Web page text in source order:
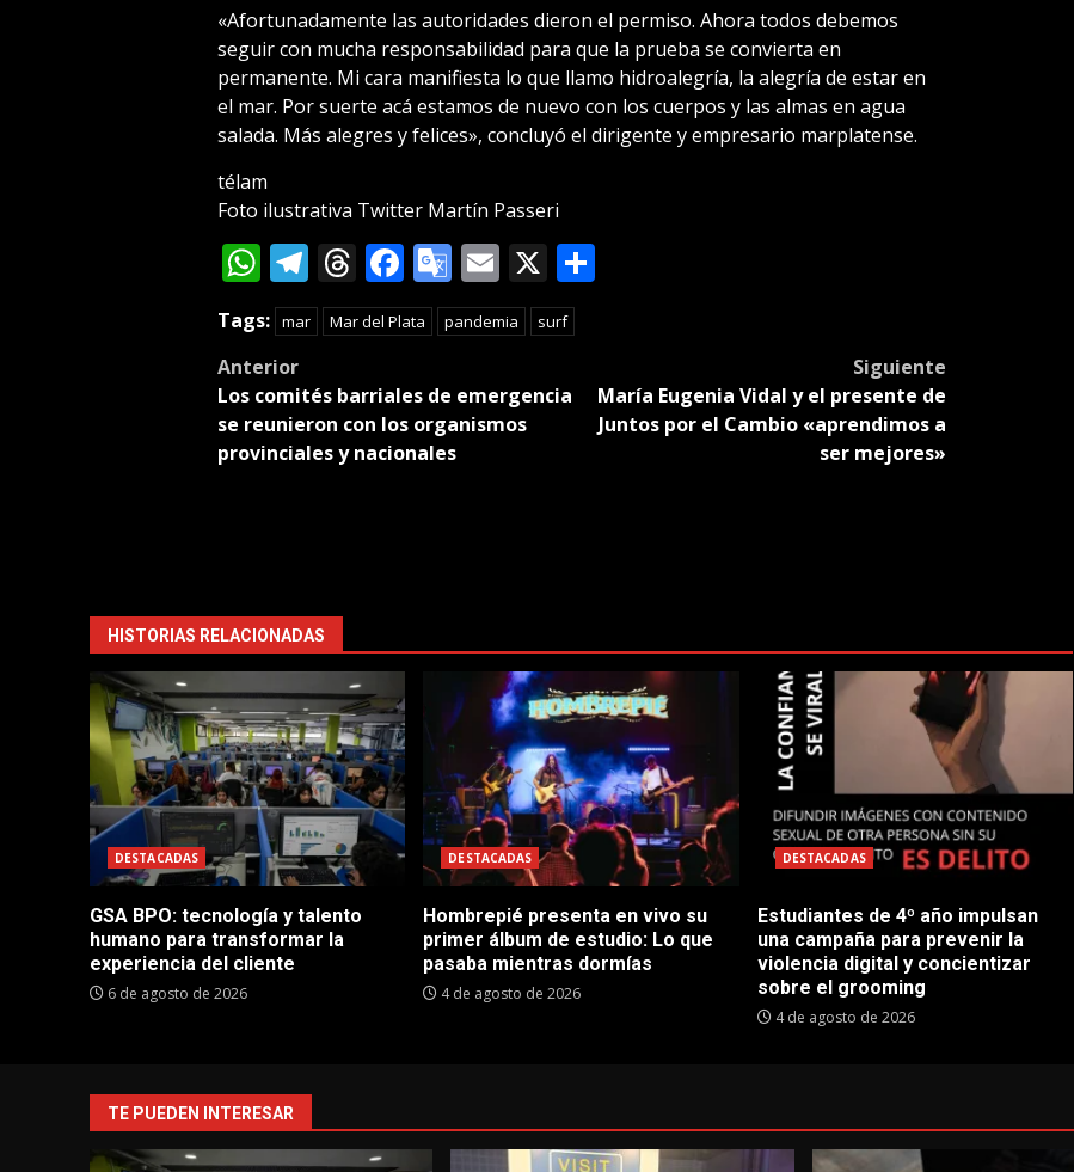
«Afortunadamente las autoridades dieron el permiso. Ahora todos debemos
seguir con mucha responsabilidad para que la prueba se convierta en
permanente. Mi cara manifiesta lo que llamo hidroalegría, la alegría de estar en
el mar. Por suerte acá estamos de nuevo con los cuerpos y las almas en agua
salada. Más alegres y felices», concluyó el dirigente y empresario marplatense.
télam
Foto ilustrativa Twitter Martín Passeri
WhatsApp
Telegram
Threads
Facebook
Google
Translate
Email
X Compartir
Tags: mar Mar del Plata pandemia surf
Post
navigation
Anterior
Los comités barriales de emergencia
se reunieron con los organismos
provinciales y nacionales
Siguiente
María Eugenia Vidal y el presente de
Juntos por el Cambio «aprendimos a
ser mejores»
HISTORIAS RELACIONADAS
DESTACADAS
GSA BPO: tecnología y talento
humano para transformar la
experiencia del cliente
6 de agosto de 2026
DESTACADAS
Hombrepié presenta en vivo su
primer álbum de estudio: Lo que
pasaba mientras dormías
4 de agosto de 2026
DESTACADAS
Estudiantes de 4º año impulsan
una campaña para prevenir la
violencia digital y concientizar
sobre el grooming
4 de agosto de 2026
TE PUEDEN INTERESAR